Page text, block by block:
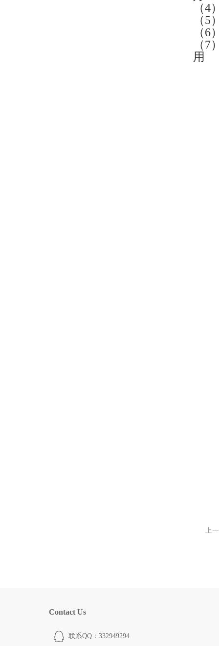
（4
（5
（6
（7
用
上
Contact Us
联系QQ：332949294